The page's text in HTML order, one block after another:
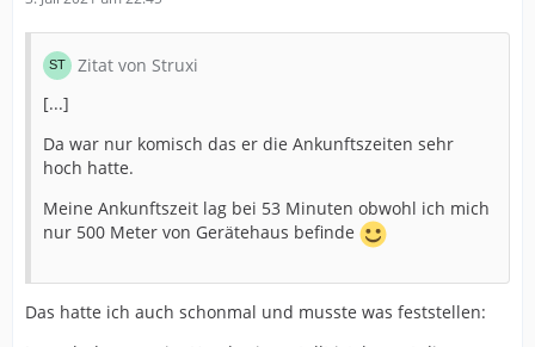
Zitat von Struxi
[...]
Da war nur komisch das er die Ankunftszeiten sehr
hoch hatte.
Meine Ankunftszeit lag bei 53 Minuten obwohl ich mich
nur 500 Meter von Gerätehaus befinde
Das hatte ich auch schonmal und musste was feststellen: